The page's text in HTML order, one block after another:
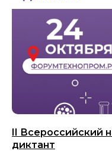
II Всероссийский
диктант